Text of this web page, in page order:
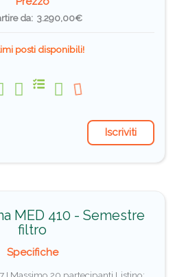
da: 3.290,00€
posti disponibili!
Iscriviti
MED 410 - Semestre
filtro
Specifiche